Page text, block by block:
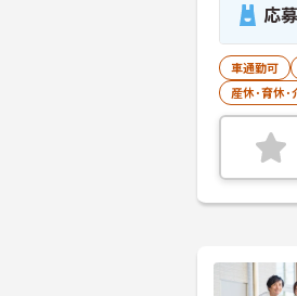
応
車通勤可
産休･育休･